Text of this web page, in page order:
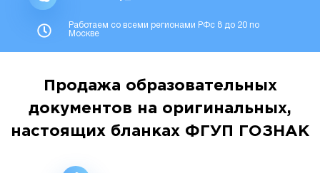
Работаем со всеми регионами РФс 8 до 20 по
Москве
Продажа образовательных
документов на оригинальных,
настоящих бланках ФГУП ГОЗНАК